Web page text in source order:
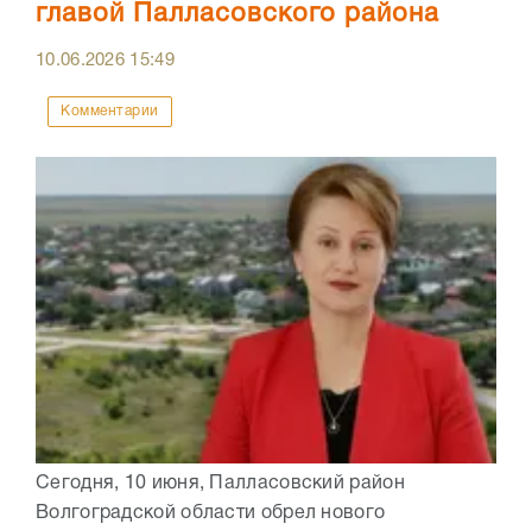
главой Палласовского района
10.06.2026 15:49
Комментарии
Сегодня, 10 июня, Палласовский район
Волгоградской области обрел нового